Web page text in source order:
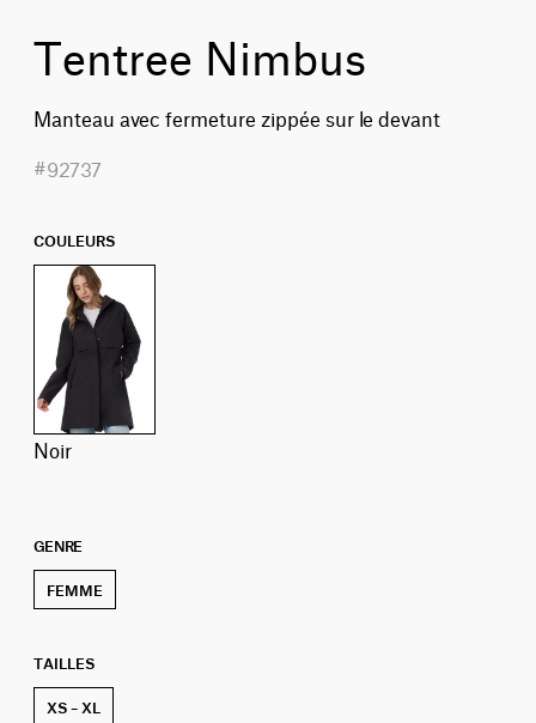
Tentree Nimbus
Manteau avec fermeture zippée sur le devant
#92737
COULEURS
noir
GENRE
FEMME
TAILLES
XS – XL